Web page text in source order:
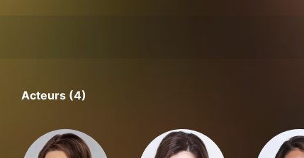
Acteurs (4)